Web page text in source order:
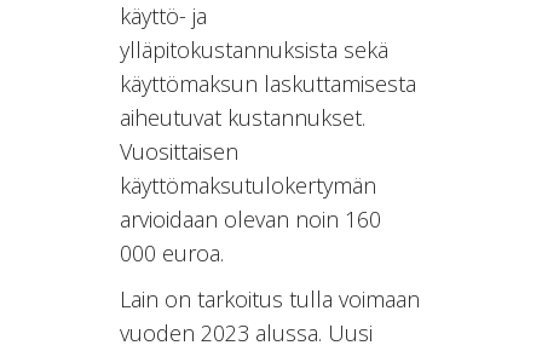
käyttö- ja
ylläpitokustannuksista sekä
käyttömaksun laskuttamisesta
aiheutuvat kustannukset.
Vuosittaisen
käyttömaksutulokertymän
arvioidaan olevan noin 160
000 euroa.
Lain on tarkoitus tulla voimaan
vuoden 2023 alussa. Uusi